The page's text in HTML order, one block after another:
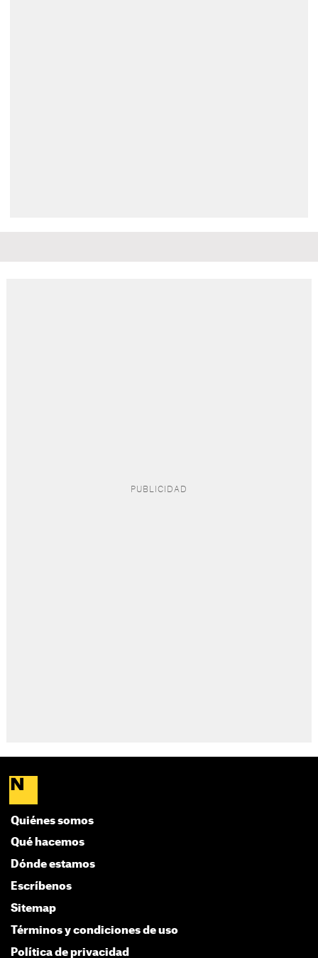
Quiénes somos
Qué hacemos
Dónde estamos
Escríbenos
Sitemap
Términos y condiciones de uso
Política de privacidad